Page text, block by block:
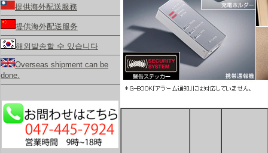
提供海外配送服務
提供海外配送服务
해외발송할 수 있습니다
Overseas shipment can be
done.